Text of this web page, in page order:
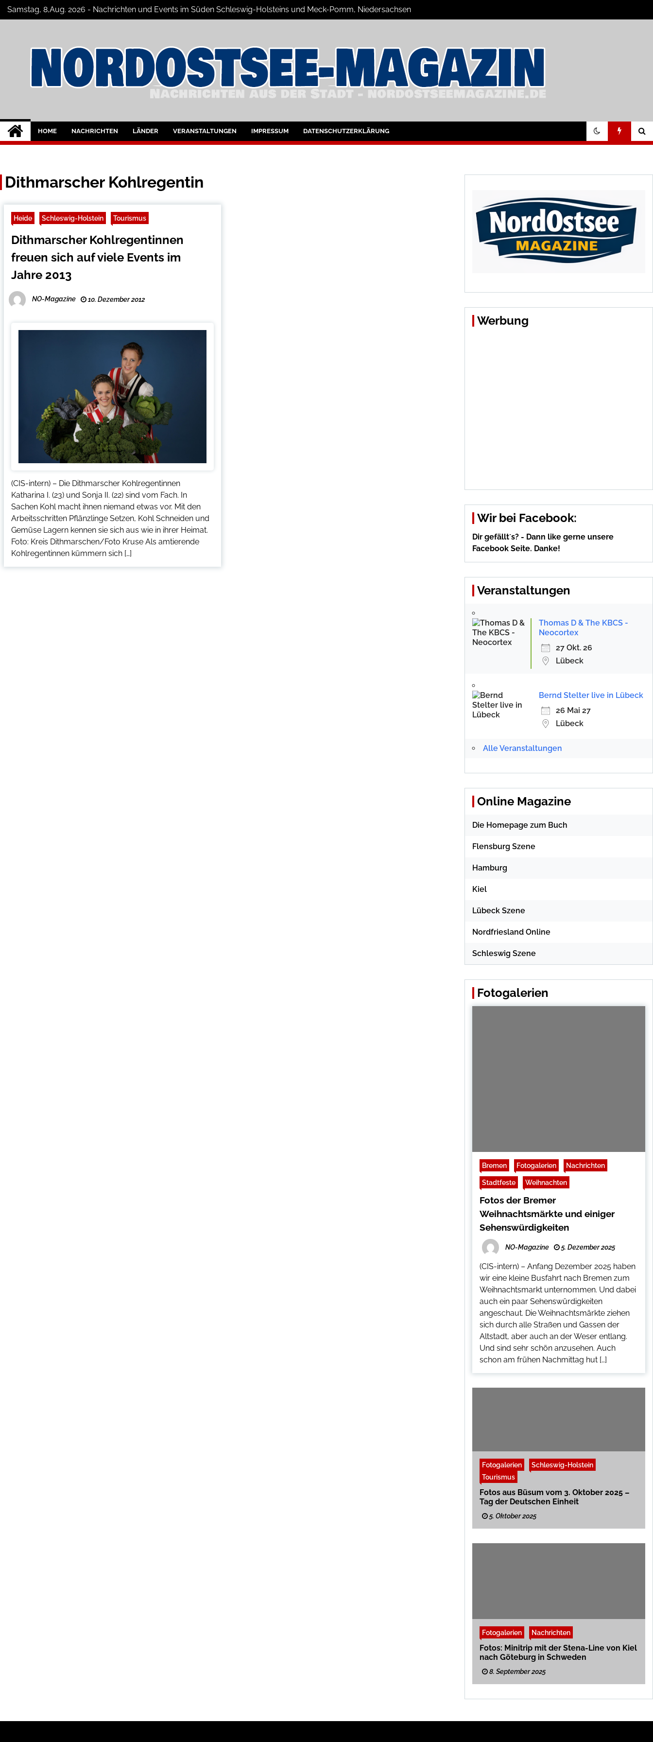
SkipSamstag, 8,Aug. 2026 - Nachrichten und Events im Süden Schleswig-Holsteins und Meck-Pomm, Niedersachsen
Nord-Ostsee-Magazine Blog
Der Blog der Nord-Ostsee Magazine
HOME NACHRICHTEN LÄNDER VERANSTALTUNGEN IMPRESSUM DATENSCHUTZERKLÄRUNG
Dithmarscher Kohlregentin
Heide Schleswig-Holstein Tourismus
Dithmarscher Kohlregentinnen
freuen sich auf viele Events im
Jahre 2013
NO-Magazine 10. Dezember 2012
(CIS-intern) – Die Dithmarscher Kohlregentinnen
Katharina I. (23) und Sonja II. (22) sind vom Fach. In
Sachen Kohl macht ihnen niemand etwas vor. Mit den
Arbeitsschritten Pflänzlinge Setzen, Kohl Schneiden und
Gemüse Lagern kennen sie sich aus wie in ihrer Heimat.
Foto: Kreis Dithmarschen/Foto Kruse Als amtierende
Kohlregentinnen kümmern sich […]
Werbung
Wir bei Facebook:
Dir gefällt´s? - Dann like gerne unsere
Facebook Seite. Danke!
Veranstaltungen
Thomas D & The KBCS -
Neocortex
27 Okt. 26
Lübeck
Bernd Stelter live in Lübeck
26 Mai 27
Lübeck
Alle Veranstaltungen
Online Magazine
Die Homepage zum Buch
Flensburg Szene
Hamburg
Kiel
Lübeck Szene
Nordfriesland Online
Schleswig Szene
Fotogalerien
Bremen Fotogalerien Nachrichten
Stadtfeste Weihnachten
Fotos der Bremer
Weihnachtsmärkte und einiger
Sehenswürdigkeiten
NO-Magazine 5. Dezember 2025
(CIS-intern) – Anfang Dezember 2025 haben
wir eine kleine Busfahrt nach Bremen zum
Weihnachtsmarkt unternommen. Und dabei
auch ein paar Sehenswürdigkeiten
angeschaut. Die Weihnachtsmärkte ziehen
sich durch alle Straßen und Gassen der
Altstadt, aber auch an der Weser entlang.
Und sind sehr schön anzusehen. Auch
schon am frühen Nachmittag hut […]
Fotogalerien
Schleswig-Holstein
Tourismus
Fotos aus Büsum vom 3. Oktober 2025 –
Tag der Deutschen Einheit
5. Oktober 2025
Fotogalerien Nachrichten
Fotos: Minitrip mit der Stena-Line von Kiel
nach Göteburg in Schweden
8. September 2025